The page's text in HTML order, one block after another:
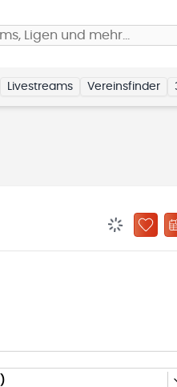
Ligen und mehr…
Livestreams Vereinsfinder
ZU